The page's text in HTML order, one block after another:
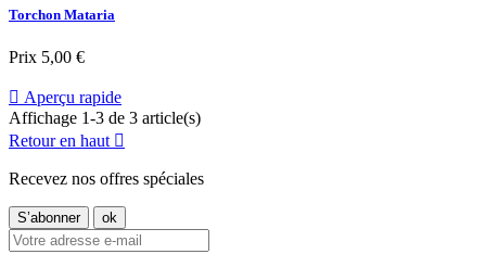
Torchon Mataria
Prix 5,00 €
 Aperçu rapide
Affichage 1-3 de 3 article(s)
Retour en haut 
Recevez nos offres spéciales